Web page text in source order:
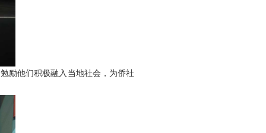
励他们积极融入当地社会，为侨社